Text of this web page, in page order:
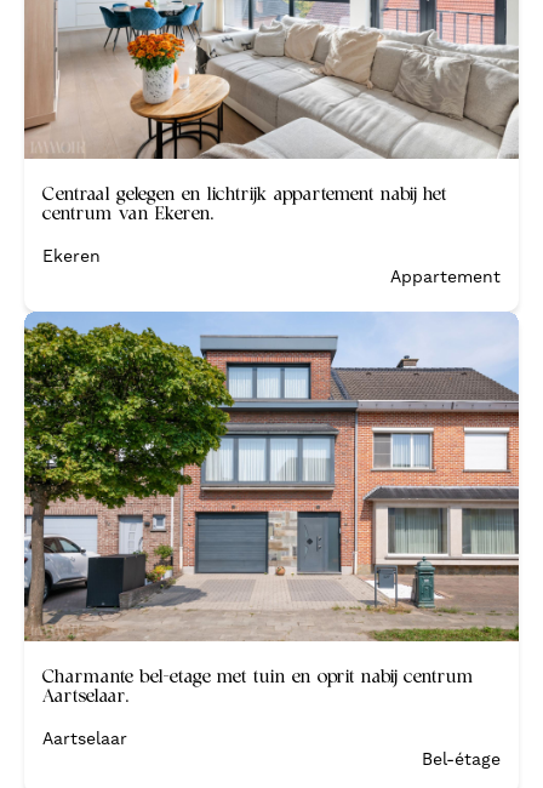
Centraal gelegen en lichtrijk appartement nabij het
centrum van Ekeren.
Ekeren
Appartement
Charmante bel-etage met tuin en oprit nabij centrum
Aartselaar.
Aartselaar
Bel-étage